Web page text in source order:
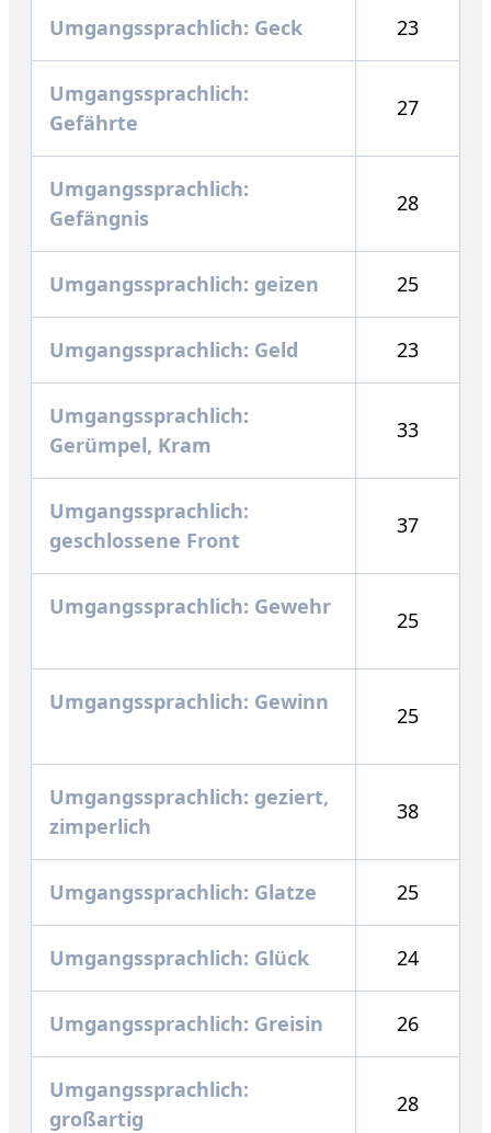
Umgangssprachlich: Geck 23
Umgangssprachlich:
Gefährte
27
Umgangssprachlich:
Gefängnis
28
Umgangssprachlich: geizen 25
Umgangssprachlich: Geld 23
Umgangssprachlich:
Gerümpel, Kram
33
Umgangssprachlich:
geschlossene Front
37
Umgangssprachlich: Gewehr
25
Umgangssprachlich: Gewinn
25
Umgangssprachlich: geziert,
zimperlich
38
Umgangssprachlich: Glatze 25
Umgangssprachlich: Glück 24
Umgangssprachlich: Greisin 26
Umgangssprachlich:
großartig
28